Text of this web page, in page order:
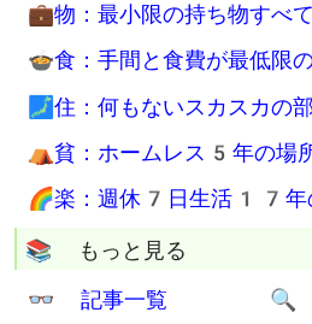
💴 生活費は月4万円台
職も家もない生活
💳 無職でクレジットカード
🚷 西成ドヤ生活2年
💮 究極の断捨離マスター
⚖ 人間関係も清算済み
⚰ 遺品整理も容赦なし